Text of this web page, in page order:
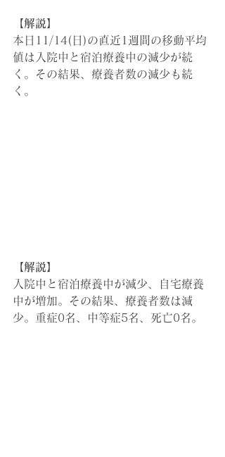
【解説】
本日11/14(日)の直近1週間の移動平均
値は入院中と宿泊療養中の減少が続
く。その結果、療養者数の減少も続
く。
【解説】
入院中と宿泊療養中が減少、自宅療養
中が増加。その結果、 療養者数は減
少。重症0名、中等症5名、死亡0名。